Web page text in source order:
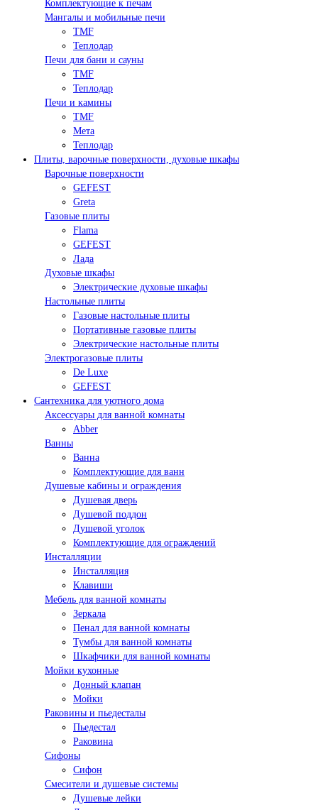
Комплектующие к печам
Мангалы и мобильные печи
TMF
Теплодар
Печи для бани и сауны
TMF
Теплодар
Печи и камины
TMF
Мета
Теплодар
Плиты, варочные поверхности, духовые шкафы
Варочные поверхности
GEFEST
Greta
Газовые плиты
Flama
GEFEST
Лада
Духовые шкафы
Электрические духовые шкафы
Настольные плиты
Газовые настольные плиты
Портативные газовые плиты
Электрические настольные плиты
Электрогазовые плиты
De Luxe
GEFEST
Сантехника для уютного дома
Аксессуары для ванной комнаты
Abber
Ванны
Ванна
Комплектующие для ванн
Душевые кабины и ограждения
Душевая дверь
Душевой поддон
Душевой уголок
Комплектующие для ограждений
Инсталляции
Инсталляция
Клавиши
Мебель для ванной комнаты
Зеркала
Пенал для ванной комнаты
Тумбы для ванной комнаты
Шкафчики для ванной комнаты
Мойки кухонные
Донный клапан
Мойки
Раковины и пьедесталы
Пьедестал
Раковина
Сифоны
Сифон
Смесители и душевые системы
Душевые лейки